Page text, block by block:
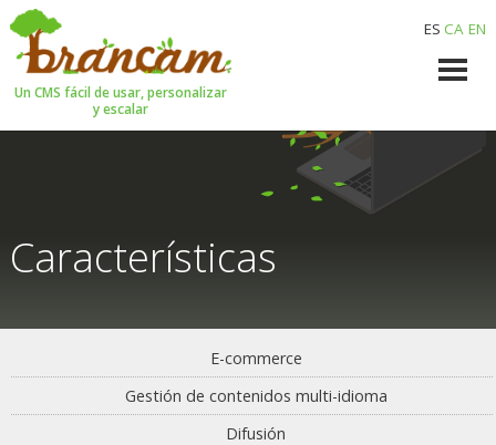
Un CMS fácil de usar, personalizar
y escalar
ESCA EN
Características
E-commerce
Gestión de contenidos multi-idioma
Difusión